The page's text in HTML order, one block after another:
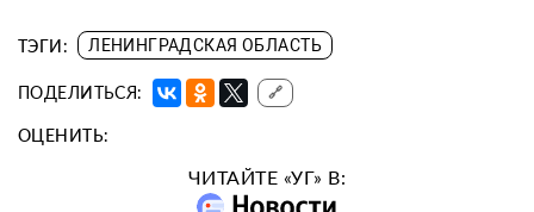
ТЭГИ: ЛЕНИНГРАДСКАЯ ОБЛАСТЬ
ПОДЕЛИТЬСЯ: 🔗
ОЦЕНИТЬ:
ЧИТАЙТЕ «УГ» В: